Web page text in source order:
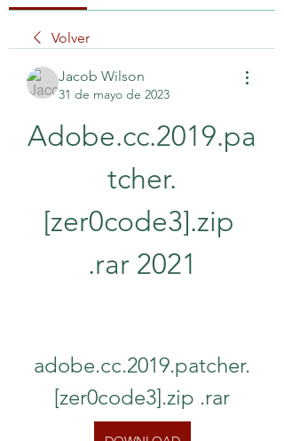
Volver
Jacob Wilson
31 de mayo de 2023
Adobe.cc.2019.pa
tcher.
[zer0code3].zip
.rar 2021
adobe.cc.2019.patcher.
[zer0code3].zip .rar